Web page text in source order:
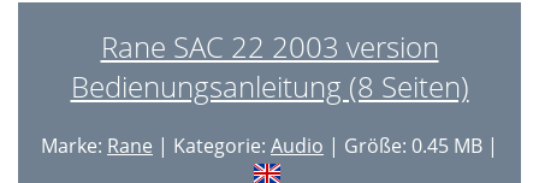
Rane SAC 22 2003 version
Bedienungsanleitung (8 Seiten)
Marke: Rane | Kategorie: Audio | Größe: 0.45 MB |